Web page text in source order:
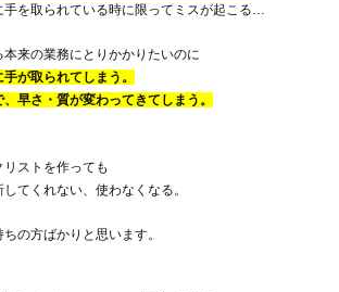
手を取られている時に限ってミスが起こる…
来の業務にとりかかりたいのに
が取られてしまう。
早さ・質が変わってきてしまう。
ストを作っても
てくれない、使わなくなる。
の方ばかりと思います。